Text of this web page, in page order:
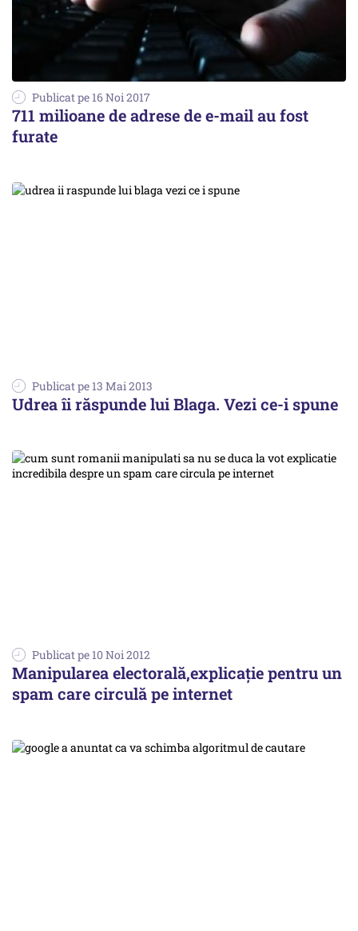
Publicat pe 16 Noi 2017
711 milioane de adrese de e-mail au fost
furate
Publicat pe 13 Mai 2013
Udrea îi răspunde lui Blaga. Vezi ce-i spune
Publicat pe 10 Noi 2012
Manipularea electorală,explicație pentru un
spam care circulă pe internet